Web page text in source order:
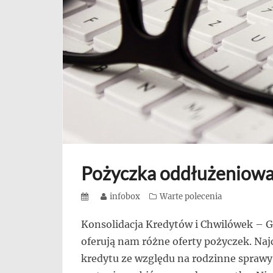
się,
uczą
innych
przedsiębiorczości
Pożyczka
PostedAuthor
infobox Categories
Warte polecenia
Konsolidacja Kredytów i Chwilówek –
oferują nam różne oferty pożyczek.
kredytu ze względu na rodzinne